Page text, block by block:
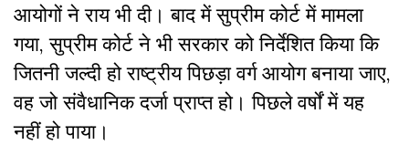
आयोगों ने राय भी दी। बाद में सुप्रीम कोर्ट में मामला
गया, सुप्रीम कोर्ट ने भी सरकार को निर्देशित किया कि
जितनी जल्दी हो राष्ट्रीय पिछड़ा वर्ग आयोग बनाया जाए,
वह जो संवैधानिक दर्जा प्राप्त हो। पिछले वर्षों में यह
नहीं हो पाया।